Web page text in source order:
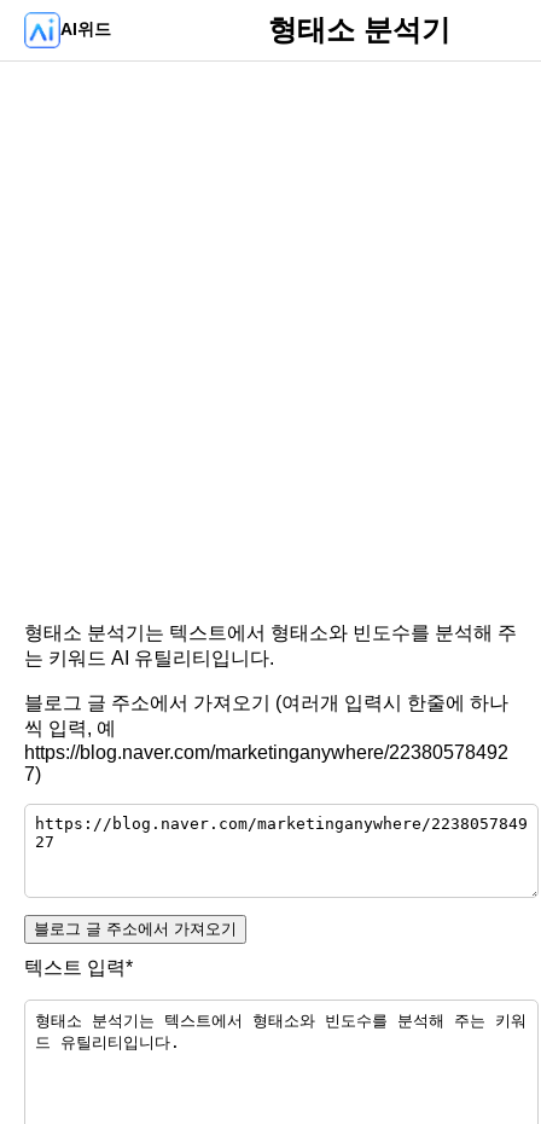
AI위드 형태소 분석기
형태소 분석기는 텍스트에서 형태소와 빈도수를 분석해 주
는 키워드 AI 유틸리티입니다.
블로그 글 주소에서 가져오기 (여러개 입력시 한줄에 하나
씩 입력, 예
https://blog.naver.com/marketinganywhere/22380578492
7)
블로그 글 주소에서 가져오기
텍스트 입력*